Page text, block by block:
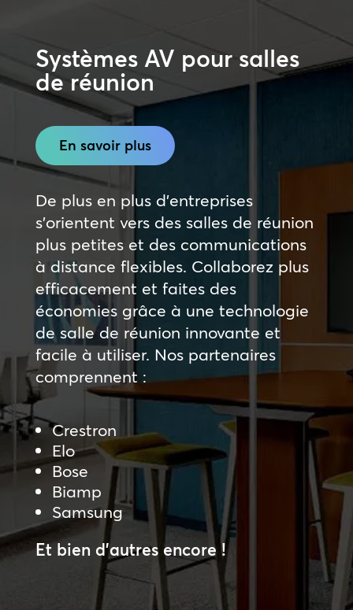
Systèmes AV pour salles
de réunion
En savoir plus
De plus en plus d’entreprises
s’orientent vers des salles de réunion
plus petites et des communications
à distance flexibles. Collaborez plus
efficacement et faites des
économies grâce à une technologie
de salle de réunion innovante et
facile à utiliser. Nos partenaires
comprennent :
Crestron
Elo
Bose
Biamp
Samsung
Et bien d’autres encore !